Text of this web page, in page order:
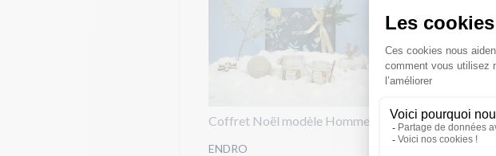
Coffret Noël modèle Homme
ENDRO